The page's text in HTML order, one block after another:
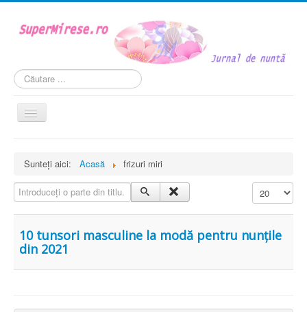
Căutare
...
Comută
navigarea
Mireasa
Personaje si roluri
Weddstyle
În cuplu
Sunteți aici: Acasă
frizuri miri
Introduceți o parte din titlu.
Afișare #
10 tunsori masculine la modă pentru nunțile
din 2021